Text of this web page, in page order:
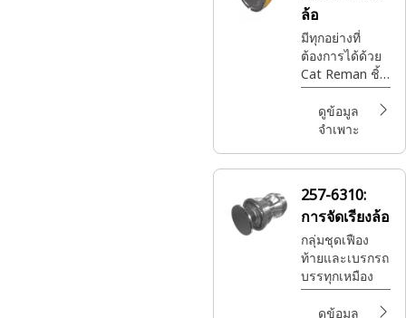
ล้อ
มีทุกอย่างที่
ต้องการได้ด้วย
Cat Reman ชิ้น
ส่วน Cat®ที่ดี
ที่สุดพร้อมการ
รับประกันเต็ม
และสถานที่ที่
ทั้งหมดนี้ใน
ราคาที่จับต้องได้
ดูข้อมูล
จำเพาะ
257-6310:
การจัดเรียงล้อ
กลุ่มชุดเฟือง
ท้ายและเบรกรถ
บรรทุกเหมือง
ดูข้อมูล